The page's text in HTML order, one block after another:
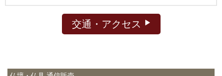
交通・アクセス